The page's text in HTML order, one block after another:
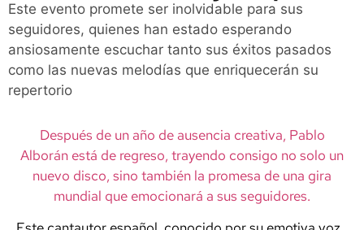
Este evento promete ser inolvidable para sus
seguidores, quienes han estado esperando
ansiosamente escuchar tanto sus éxitos pasados
como las nuevas melodías que enriquecerán su
repertorio
Después de un año de ausencia creativa, Pablo
Alborán está de regreso, trayendo consigo no solo un
nuevo disco, sino también la promesa de una gira
mundial que emocionará a sus seguidores.